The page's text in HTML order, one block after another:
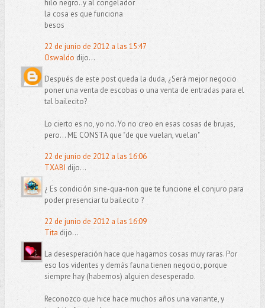
hilo negro..y al congelador
la cosa es que funciona
besos
22 de junio de 2012 a las 15:47
Oswaldo dijo...
Después de este post queda la duda, ¿Será mejor negocio
poner una venta de escobas o una venta de entradas para el
tal bailecito?
Lo cierto es no, yo no. Yo no creo en esas cosas de brujas,
pero... ME CONSTA que "de que vuelan, vuelan"
22 de junio de 2012 a las 16:06
TXABI dijo...
¿ Es condición sine-qua-non que te funcione el conjuro para
poder presenciar tu bailecito ?
22 de junio de 2012 a las 16:09
Tita dijo...
La desesperación hace que hagamos cosas muy raras. Por
eso los videntes y demás fauna tienen negocio, porque
siempre hay (habemos) alguien desesperado.
Reconozco que hice hace muchos años una variante, y